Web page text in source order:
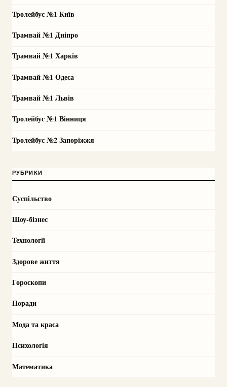
Тролейбус №1 Київ
Трамвай №1 Дніпро
Трамвай №1 Харків
Трамвай №1 Одеса
Трамвай №1 Львів
Тролейбус №1 Вінниця
Тролейбус №2 Запоріжжя
РУБРИКИ
Суспільство
Шоу-бізнес
Технології
Здорове життя
Гороскопи
Поради
Мода та краса
Психологія
Математика